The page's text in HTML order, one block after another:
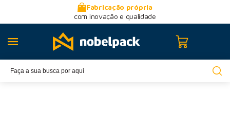
Fabricação própria
com inovação e qualidade